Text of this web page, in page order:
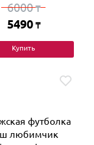
6000₸
5490 ₸
Купить